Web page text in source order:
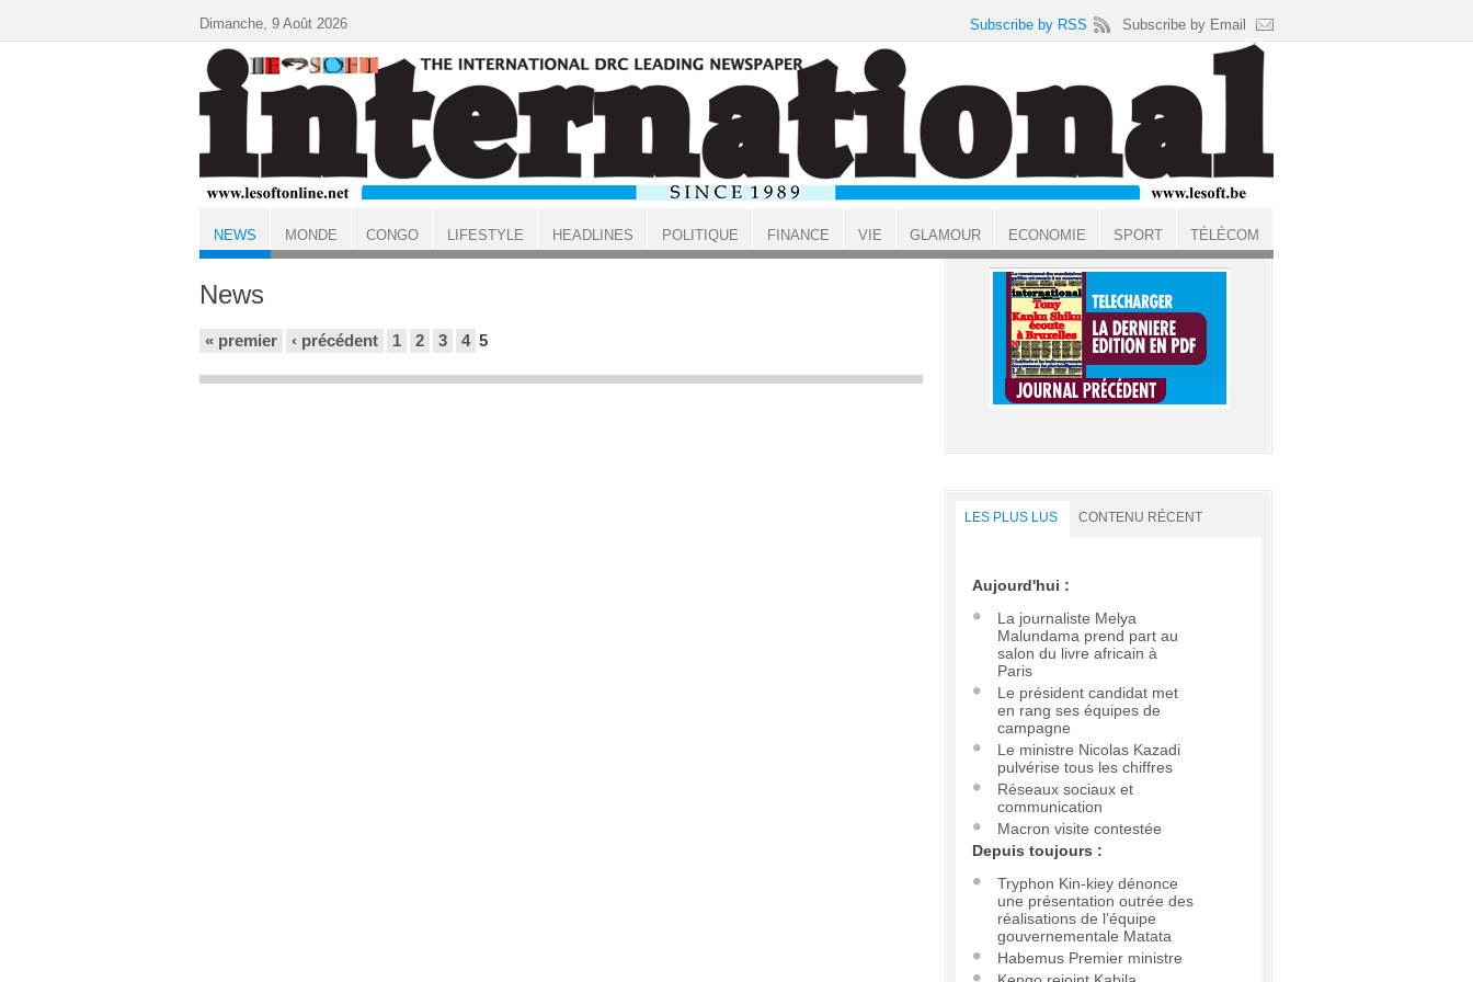
ACCUEIL
News
« premier ‹ précédent 1 2 3 4 5
LES PLUS LUS CONTENU RÉCENT
Aujourd'hui :
La journaliste Melya
Malundama prend part au
salon du livre africain à
Paris
Le président candidat met
en rang ses équipes de
campagne
Le ministre Nicolas Kazadi
pulvérise tous les chiffres
Réseaux sociaux et
communication
Macron visite contestée
Depuis toujours :
Tryphon Kin-kiey dénonce
une présentation outrée des
réalisations de l’équipe
gouvernementale Matata
Habemus Premier ministre
Dimanche, 9 Août 2026 Subscribe by RSS Subscribe by Email
NEWS MONDE CONGO LIFESTYLE HEADLINES POLITIQUE FINANCE VIE GLAMOUR ECONOMIE SPORT TÉLÉCOM